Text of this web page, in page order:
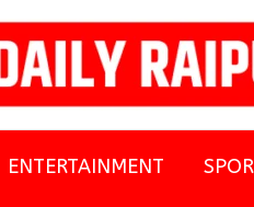
ENTERTAINMENT